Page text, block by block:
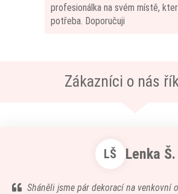
profesionálka na svém místě,
potřeba. Doporučuji
Zákazníci o nás
LŠ Lenka Š.
Sháněli jsme pár dekorací na venkovní